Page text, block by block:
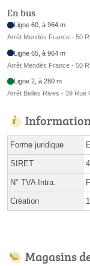
En bus
Ligne 60, à 964 m
Arrêt Mendès France - 50
Ligne 65, à 964 m
Arrêt Mendès France - 50
Ligne 2, à 280 m
Arrêt Belles Rives - 39 Rue
Forme juridique
SIRET
N° TVA Intra.
Création
Magasins